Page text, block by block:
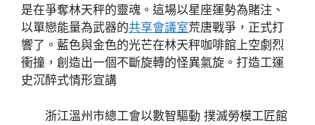
是在爭奪林天秤的靈魂。這場以星座運勢為賭注、
以單戀能量為武器的共享會議室荒唐戰爭，正式打
響了。藍色與金色的光芒在林天秤咖啡館上空劇烈
衝撞，創造出一個不斷旋轉的怪異氣旋。打造工運
史沉醉式情形宣講
浙江溫州市總工會以數智驅動 撲滅勞模工匠館